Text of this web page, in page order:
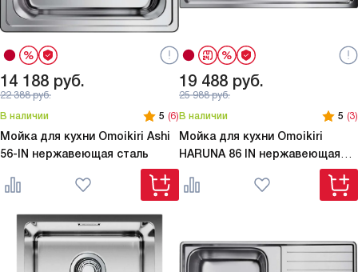
14 188 руб.
22 388руб.
В наличии
5 (6)
Мойка для кухни Omoikiri Ashi
56-IN нержавеющая сталь
19 488 руб.
25 988руб.
В наличии
5 (3)
Мойка для кухни Omoikiri
HARUNA 86 IN нержавеющая